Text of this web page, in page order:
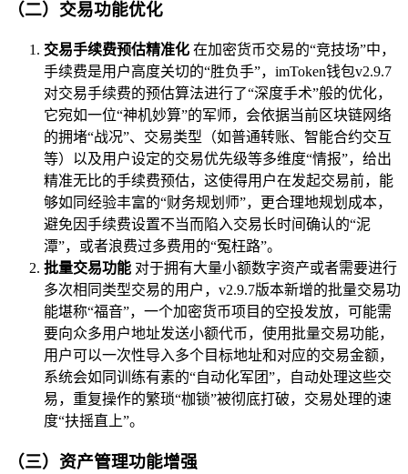
（二）交易功能优化
交易手续费预估精准化 在加密货币交易的“竞技场”中，
手续费是用户高度关切的“胜负手”，imToken钱包v2.9.7
对交易手续费的预估算法进行了“深度手术”般的优化，
它宛如一位“神机妙算”的军师，会依据当前区块链网络
的拥堵“战况”、交易类型（如普通转账、智能合约交互
等）以及用户设定的交易优先级等多维度“情报”，给出
精准无比的手续费预估，这使得用户在发起交易前，能
够如同经验丰富的“财务规划师”，更合理地规划成本，
避免因手续费设置不当而陷入交易长时间确认的“泥
潭”，或者浪费过多费用的“冤枉路”。
批量交易功能 对于拥有大量小额数字资产或者需要进行
多次相同类型交易的用户，v2.9.7版本新增的批量交易功
能堪称“福音”，一个加密货币项目的空投发放，可能需
要向众多用户地址发送小额代币，使用批量交易功能，
用户可以一次性导入多个目标地址和对应的交易金额，
系统会如同训练有素的“自动化军团”，自动处理这些交
易，重复操作的繁琐“枷锁”被彻底打破，交易处理的速
度“扶摇直上”。
（三）资产管理功能增强